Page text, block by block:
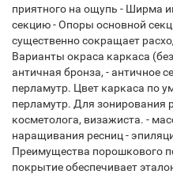
приятного на ощупь - Ширма
секцию - Опоры основной
существенно сокращает
Варианты окраса каркаса
античная бронза, - античное
перламутр. Цвет каркаса по
перламутр. Для зонирования
косметолога, визажиста. -
наращивания ресниц -
Преимущества порошкового
покрытие обеспечивает